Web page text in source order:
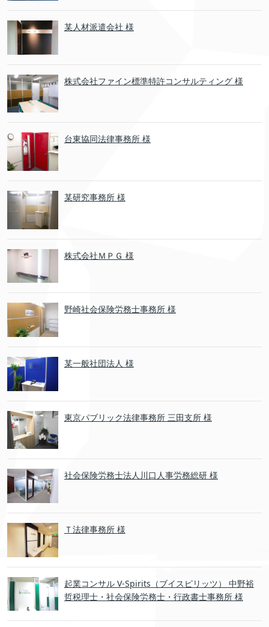
某人材派遣会社 様
株式会社ファイン標準特許コンサルティング 様
台東協同法律事務所 様
某研究事務所 様
株式会社ＭＰＧ 様
野崎社会保険労務士事務所 様
某一般社団法人 様
東京パブリック法律事務所 三田支所 様
社会保険労務士法人川口人事労務総研 様
Ｔ法律事務所 様
起業コンサル V-Spirits（ブイスピリッツ） 中野裕
哲税理士・社会保険労務士・行政書士事務所 様